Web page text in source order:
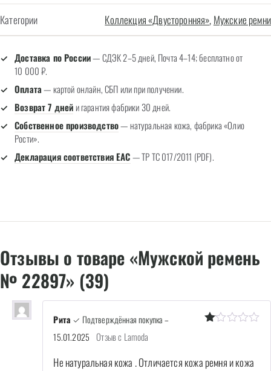
Категории Коллекция «Двусторонняя», Мужские ремни
Доставка по России— СДЭК 2–5 дней, Почта 4–14; бесплатно от
10 000 ₽.
Оплата— картой онлайн, СБП или при получении.
Возврат 7 днейи гарантия фабрики 30 дней.
Собственное производство— натуральная кожа, фабрика «Олио
Рости».
Декларация соответствия EAC— ТР ТС 017/2011 (PDF).
Отзывы о товаре «Мужской ремень
№ 22897» (39)
5
Рита ✓ Подтверждённая покупка–
15.01.2025 Отзыв с Lamoda
Не натуральная кожа . Отличается кожа ремня и кожа